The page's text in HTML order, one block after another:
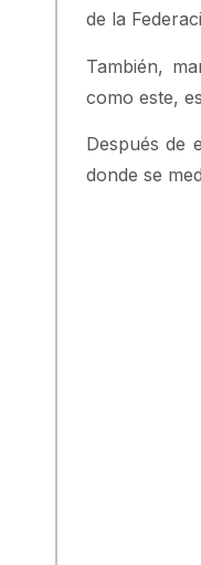
de la
También,
como este,
Después de
donde se